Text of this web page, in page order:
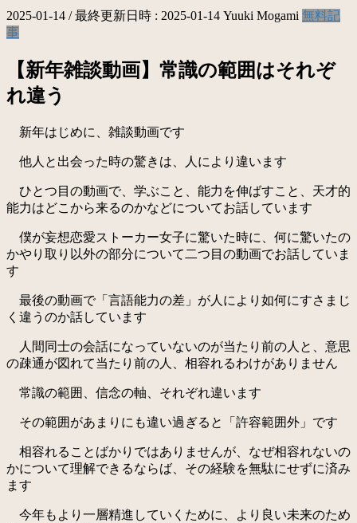
2025-01-14 / 最終更新日時 : 2025-01-14 Yuuki Mogami 無料記
事
【新年雑談動画】常識の範囲はそれぞ
れ違う
新年はじめに、雑談動画です
他人と出会った時の驚きは、人により違います
ひとつ目の動画で、学ぶこと、能力を伸ばすこと、天才的
能力はどこから来るのかなどについてお話しています
僕が妄想恋愛ストーカー女子に驚いた時に、何に驚いたの
かやり取り以外の部分について二つ目の動画でお話していま
す
最後の動画で「言語能力の差」が人により如何にすさまじ
く違うのか話しています
人間同士の会話になっていないのが当たり前の人と、意思
の疎通が図れて当たり前の人、相容れるわけがありません
常識の範囲、信念の軸、それぞれ違います
その範囲があまりにも違い過ぎると「許容範囲外」です
相容れることばかりではありませんが、なぜ相容れないの
かについて理解できるならば、その経験を無駄にせずに済み
ます
今年もより一層精進していくために、より良い未来のため